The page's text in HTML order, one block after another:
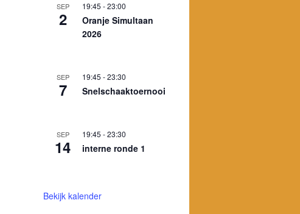
SEP
2
19:45 -23:00
Oranje Simultaan
2026
SEP
7
19:45 -23:30
Snelschaaktoernooi
SEP
14
19:45 -23:30
interne ronde 1
Bekijk kalender